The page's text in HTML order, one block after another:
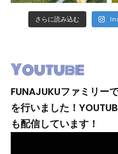
さらに読み込む
Youtube
FUNAJUKUファミリー
を行いました！
も配信しています！